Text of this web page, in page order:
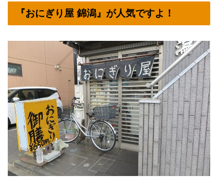
『おにぎり屋 錦潟』が人気ですよ！